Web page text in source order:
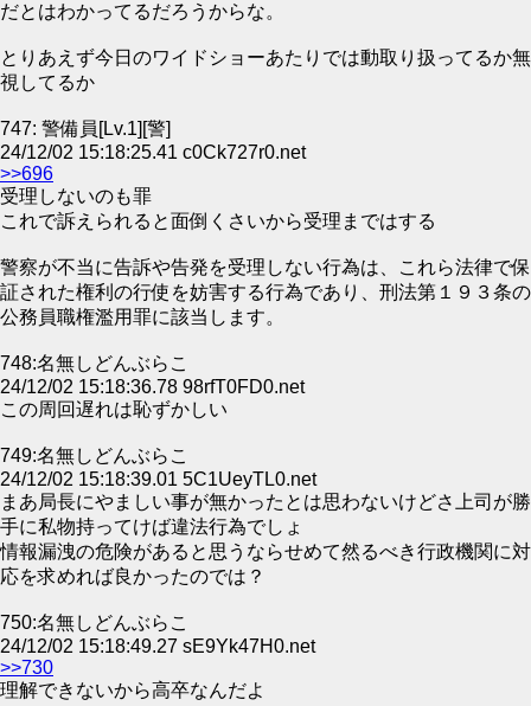
だとはわかってるだろうからな。
とりあえず今日のワイドショーあたりでは動取り扱ってるか無
視してるか
747: 警備員[Lv.1][警]
24/12/02 15:18:25.41 c0Ck727r0.net
>>696
受理しないのも罪
これで訴えられると面倒くさいから受理まではする
警察が不当に告訴や告発を受理しない行為は、これら法律で保
証された権利の行使を妨害する行為であり、刑法第１９３条の
公務員職権濫用罪に該当します。
748:名無しどんぶらこ
24/12/02 15:18:36.78 98rfT0FD0.net
この周回遅れは恥ずかしい
749:名無しどんぶらこ
24/12/02 15:18:39.01 5C1UeyTL0.net
まあ局長にやましい事が無かったとは思わないけどさ上司が勝
手に私物持ってけば違法行為でしょ
情報漏洩の危険があると思うならせめて然るべき行政機関に対
応を求めれば良かったのでは？
750:名無しどんぶらこ
24/12/02 15:18:49.27 sE9Yk47H0.net
>>730
理解できないから高卒なんだよ